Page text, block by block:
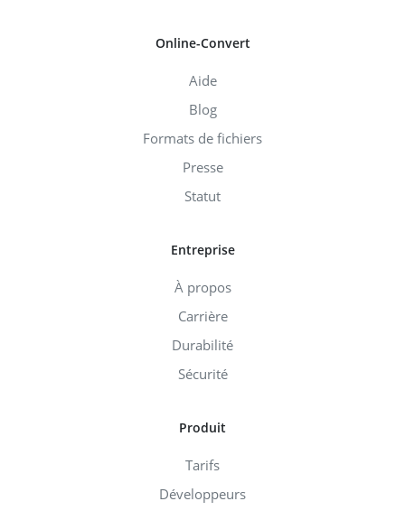
Online-Convert
Aide
Blog
Formats de fichiers
Presse
Statut
Entreprise
À propos
Carrière
Durabilité
Sécurité
Produit
Tarifs
Développeurs